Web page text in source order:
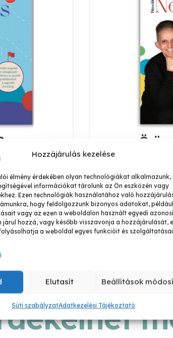
Hozzájárulás kezelése
élmény érdekében olyan technológiákat alkalmazunk,
információkat tárolunk az Ön eszközén vagy
Ezen technológiák használatához való
hogy feldolgozzunk bizonyos adatokat,
vagy az ezen a weboldalon használt egyedi
járul hozzá, vagy később visszavonja a hozzájárulását,
a weboldal egyes funkcióit és
Elutasít Beállítások
Süti szabályzatAdatkezelési Tájékoztató
több tudásra vágysz